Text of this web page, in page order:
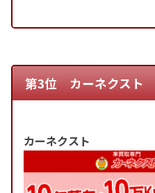
第3位 カーネクスト
カーネクスト